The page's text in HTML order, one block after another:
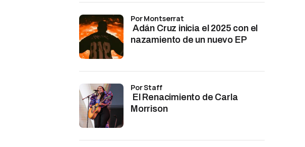
Adán Cruz inicia el 2025 con el
nazamiento de un nuevo EP
por Montserrat
El Renacimiento de Carla
Morrison
por Staff